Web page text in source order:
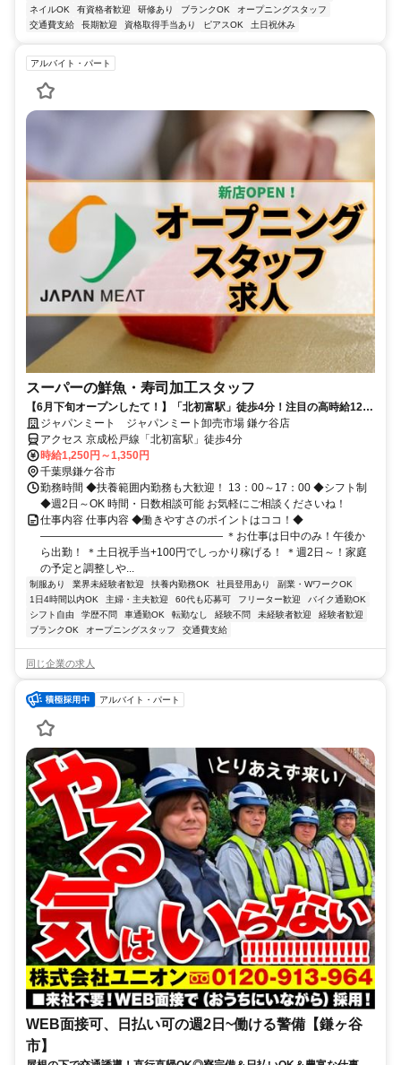
ネイルOK 有資格者歓迎 研修あり ブランクOK
オープニングスタッフ
交通費支給
長期歓迎 資格取得手当あり ピアスOK 土日祝休み
アルバイト・パート
スーパーの鮮魚・寿司加工スタッフ
【6月下旬オープンしたて！】「北初富駅」徒歩4分！注目の高時給1250
円以上！土日祝は時給100円アップ♪13-17時の勤務！午前中の時間に余
裕アリ！
ジャパンミート ジャパンミート卸売市場 鎌ケ谷店
アクセス 京成松戸線「北初富駅」徒歩4分
時給1,250円～1,350円
千葉県鎌ケ谷市
勤務時間 ◆扶養範囲内勤務も大歓迎！ 13：00～17：00 ◆シフト制
◆週2日～OK 時間・日数相談可能 お気軽にご相談くださいね！
仕事内容 仕事内容 ◆働きやすさのポイントはココ！◆
――――――――――――――――― ＊お仕事は日中のみ！午後か
ら出勤！ ＊土日祝手当+100円でしっかり稼げる！ ＊週2日～！家庭
の予定と調整しや...
制服あり 業界未経験者歓迎 扶養内勤務OK 社員登用あり
副業・WワークOK
1日4時間以内OK
主婦・主夫歓迎 60代も応募可 フリーター歓迎
バイク通勤OK
シフト自由
学歴不問 車通勤OK 転勤なし 経験不問 未経験者歓迎
経験者歓迎
ブランクOK
オープニングスタッフ 交通費支給
同じ企業の求人
アルバイト・パート
WEB面接可、日払い可の週2日~働ける警備【鎌ヶ谷
市】